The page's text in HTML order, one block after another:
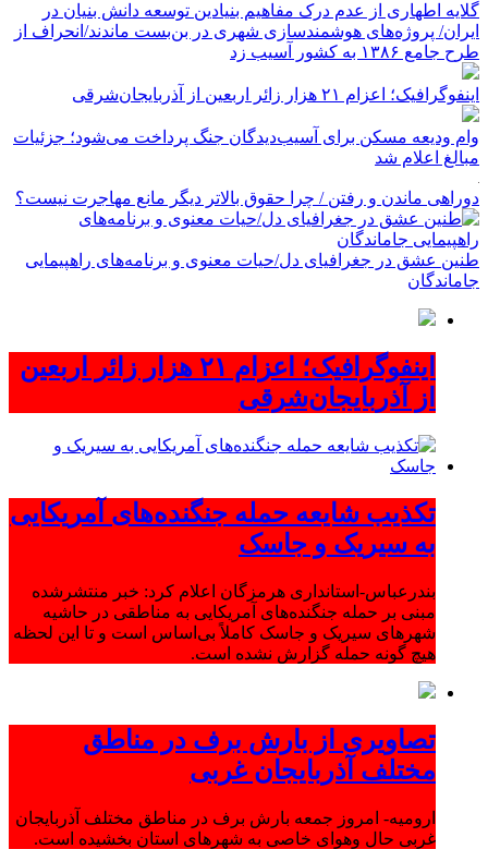
گلایه اطهاری از عدم درک مفاهیم بنیادین توسعه دانش بنیان در
ایران/ پروژه‌های هوشمندسازی شهری در بن‌بست ماندند/انحراف از
طرح جامع ۱۳۸۶ به کشور آسیب زد
اینفوگرافیک؛ اعزام ۲۱ هزار زائر اربعین از آذربایجان‌شرقی
وام ودیعه مسکن برای آسیب‌دیدگان جنگ پرداخت می‌شود؛ جزئیات
مبالغ اعلام شد
دوراهی ماندن و رفتن / چرا حقوق بالاتر دیگر مانع مهاجرت نیست؟
طنین عشق در جغرافیای دل/حیات معنوی و برنامه‌های راهپیمایی
جاماندگان
اینفوگرافیک؛ اعزام ۲۱ هزار زائر اربعین
از آذربایجان‌شرقی
تکذیب شایعه حمله جنگنده‌های آمریکایی
به سیریک و جاسک
بندرعباس-استانداری هرمزگان اعلام کرد: خبر منتشرشده
مبنی بر حمله جنگنده‌های آمریکایی به مناطقی در حاشیه
شهرهای سیریک و جاسک کاملاً بی‌اساس است و تا این لحظه
هیچ گونه حمله گزارش نشده است.
تصاویری از بارش برف در مناطق
مختلف آذربایجان غربی
ارومیه- امروز جمعه بارش برف در مناطق مختلف آذربایجان
غربی حال وهوای خاصی به شهرهای استان بخشیده است.